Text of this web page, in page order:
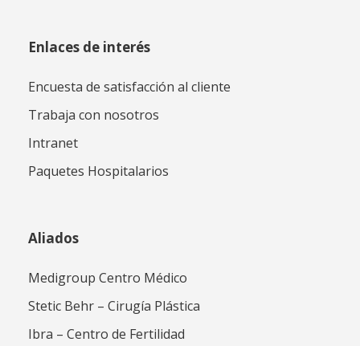
Enlaces de interés
Encuesta de satisfacción al cliente
Trabaja con nosotros
Intranet
Paquetes Hospitalarios
Aliados
Medigroup Centro Médico
Stetic Behr – Cirugía Plástica
Ibra – Centro de Fertilidad